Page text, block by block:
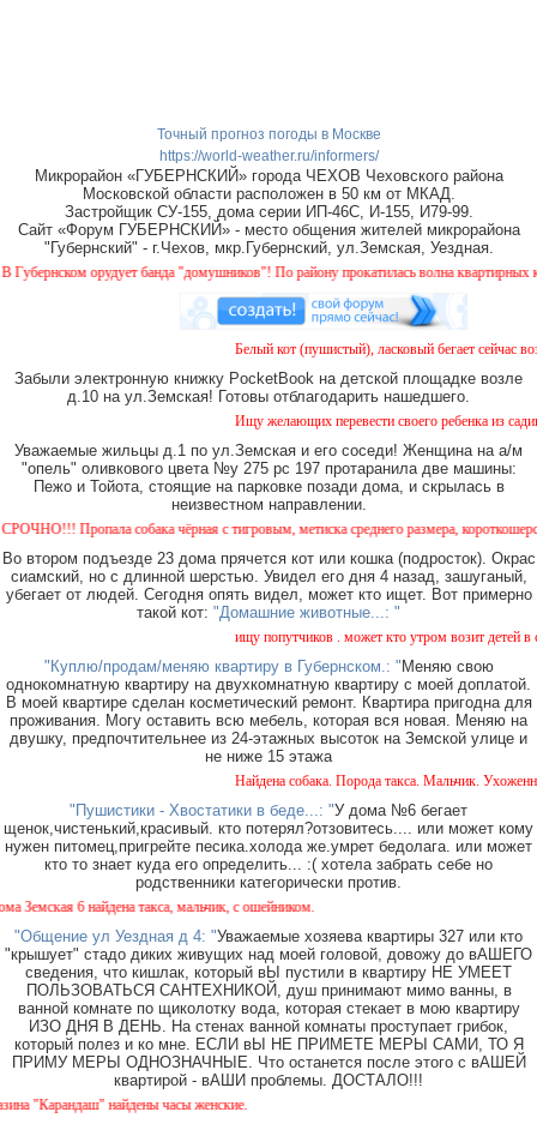
Точный прогноз погоды в Москве
https://world-weather.ru/informers/
Микрорайон «ГУБЕРНСКИЙ» города ЧЕХОВ Чеховского района
Московской области расположен в 50 км от МКАД.
Застройщик СУ-155, дома серии ИП-46С, И-155, И79-99.
Сайт «Форум ГУБЕРНСКИЙ» - место общения жителей микрорайона
"Губернский" - г.Чехов, мкр.Губернский, ул.Земская, Уездная.
орудует банда "домушников"! По району прокатилась волна квартирных
Белый кот (пушистый), ласковый бегает сейчас
Забыли электронную книжку PocketBook на детской площадке возле
д.10 на ул.Земская! Готовы отблагодарить нашедшего.
Ищу желающих перевести своего ребенка из
Уважаемые жильцы д.1 по ул.Земская и его соседи! Женщина на а/м
"опель" оливкового цвета №у 275 рс 197 протаранила две машины:
Пежо и Тойота, стоящие на парковке позади дома, и скрылась в
неизвестном направлении.
Пропала собака чёрная с тигровым, метиска среднего размера,
Во втором подъезде 23 дома прячется кот или кошка (подросток). Окрас
сиамский, но с длинной шерстью. Увидел его дня 4 назад, зашуганый,
убегает от людей. Сегодня опять видел, может кто ищет. Вот примерно
такой кот: "Домашние животные...: "
ищу попутчиков . может кто утром возит детей в
"Куплю/продам/меняю квартиру в Губернском.: " Меняю свою
однокомнатную квартиру на двухкомнатную квартиру с моей доплатой.
В моей квартире сделан косметический ремонт. Квартира пригодна для
проживания. Могу оставить всю мебель, которая вся новая. Меняю на
двушку, предпочтительнее из 24-этажных высоток на Земской улице и
не ниже 15 этажа
Найдена собака. Порода такса. Мальчик.
"Пушистики - Хвостатики в беде...: "У дома №6 бегает
щенок,чистенький,красивый. кто потерял?отзовитесь.... или может кому
нужен питомец,пригрейте песика.холода же.умрет бедолага. или может
кто то знает куда его определить... :( хотела забрать себе но
родственники категорически против.
6 найдена такса, мальчик, с ошейником.
"Общение ул Уездная д 4: "Уважаемые хозяева квартиры 327 или кто
"крышует" стадо диких живущих над моей головой, довожу до вАШЕГО
сведения, что кишлак, который вЫ пустили в квартиру НЕ УМЕЕТ
ПОЛЬЗОВАТЬСЯ САНТЕХНИКОЙ, душ принимают мимо ванны, в
ванной комнате по щиколотку вода, которая стекает в мою квартиру
ИЗО ДНЯ В ДЕНЬ. На стенах ванной комнаты проступает грибок,
который полез и ко мне. ЕСЛИ вЫ НЕ ПРИМЕТЕ МЕРЫ САМИ, ТО Я
ПРИМУ МЕРЫ ОДНОЗНАЧНЫЕ. Что останется после этого с вАШЕЙ
квартирой - вАШИ проблемы. ДОСТАЛО!!!
"Карандаш" найдены часы женские.